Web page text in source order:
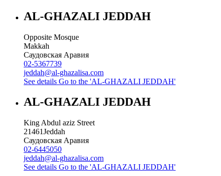
AL-GHAZALI JEDDAH
Opposite Mosque
Makkah
Саудовская Аравия
02-5367739
jeddah@al-ghazalisa.com
See details Go to the 'AL-GHAZALI JEDDAH'
AL-GHAZALI JEDDAH
King Abdul aziz Street
21461Jeddah
Саудовская Аравия
02-6445050
jeddah@al-ghazalisa.com
See details Go to the 'AL-GHAZALI JEDDAH'